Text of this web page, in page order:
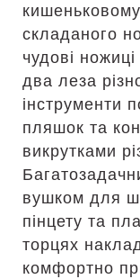
складаного
чудові
два леза
інструменти
пляшок та
викрутками
вушком для
пінцету та
торцях
комфортно